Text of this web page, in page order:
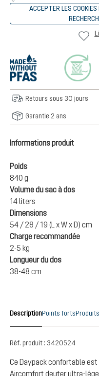
ACCEPTER LES
Retours sous 30 jours
Garantie 2 ans
Informations produit
Poids
840 g
Volume du sac à dos
14 liters
Dimensions
54 / 28 / 19 (L x W x D) cm
Charge recommandée
2-5 kg
Longueur du dos
38-48 cm
DescriptionPoints forts
Réf. produit : 3420524
Ce Daypack confortable
Aircomfort deuter ultra-